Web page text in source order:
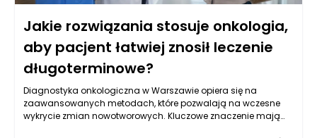
Jakie rozwiązania stosuje onkologia,
aby pacjent łatwiej znosił leczenie
długoterminowe?
Diagnostyka onkologiczna w Warszawie opiera się na
zaawansowanych metodach, które pozwalają na wczesne
wykrycie zmian nowotworowych. Kluczowe znaczenie mają